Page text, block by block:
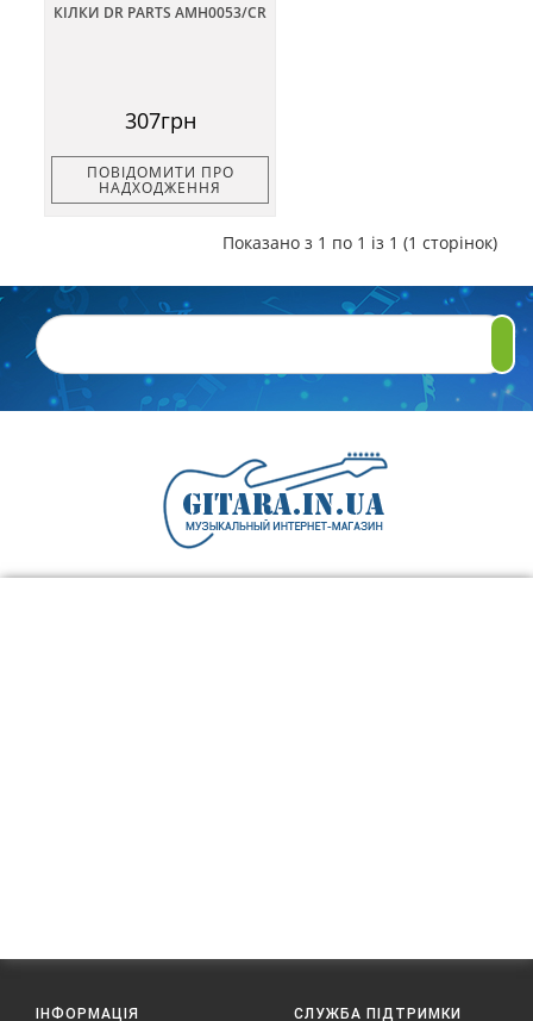
КІЛКИ DR PARTS AMH0053/CR
307грн
ПОВІДОМИТИ ПРО
НАДХОДЖЕННЯ
Показано з 1 по 1 із 1 (1 сторінок)
ІНФОРМАЦІЯ СЛУЖБА ПІДТРИМКИ